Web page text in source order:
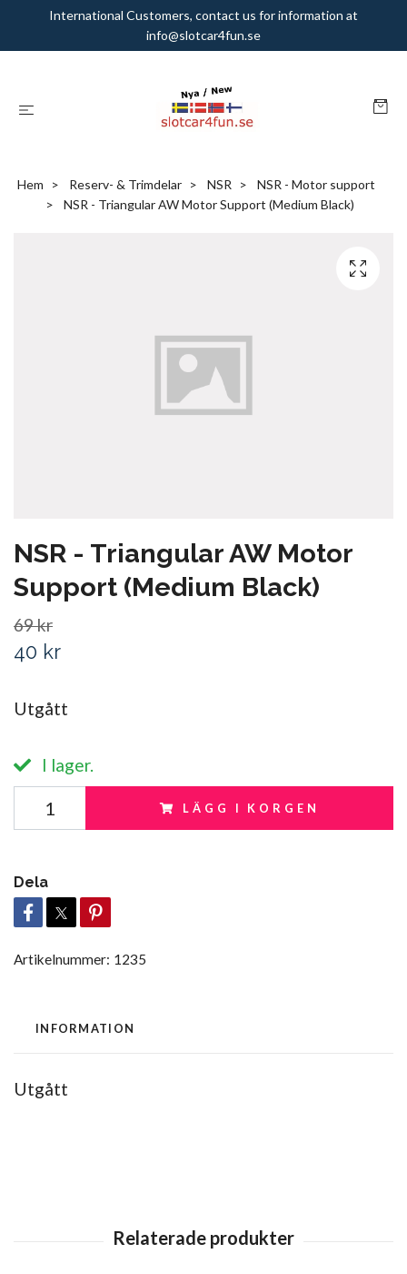
International Customers, contact us for information at
info@slotcar4fun.se
Hem Reserv- & Trimdelar NSR
NSR - Motor support
NSR - Triangular AW Motor Support (Medium Black)
NSR - Triangular AW Motor
Support (Medium Black)
69 kr
40 kr
Utgått
I lager.
LÄGG I KORGEN
Dela
Artikelnummer: 1235
INFORMATION
Utgått